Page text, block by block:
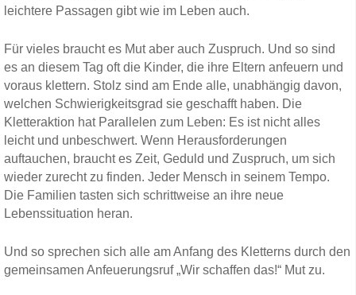
leichtere Passagen gibt wie im Leben auch.
Für vieles braucht es Mut aber auch Zuspruch. Und so sind
es an diesem Tag oft die Kinder, die ihre Eltern anfeuern und
voraus klettern. Stolz sind am Ende alle, unabhängig davon,
welchen Schwierigkeitsgrad sie geschafft haben. Die
Kletteraktion hat Parallelen zum Leben: Es ist nicht alles
leicht und unbeschwert. Wenn Herausforderungen
auftauchen, braucht es Zeit, Geduld und Zuspruch, um sich
wieder zurecht zu finden. Jeder Mensch in seinem Tempo.
Die Familien tasten sich schrittweise an ihre neue
Lebenssituation heran.
Und so sprechen sich alle am Anfang des Kletterns durch den
gemeinsamen Anfeuerungsruf „Wir schaffen das!“ Mut zu.